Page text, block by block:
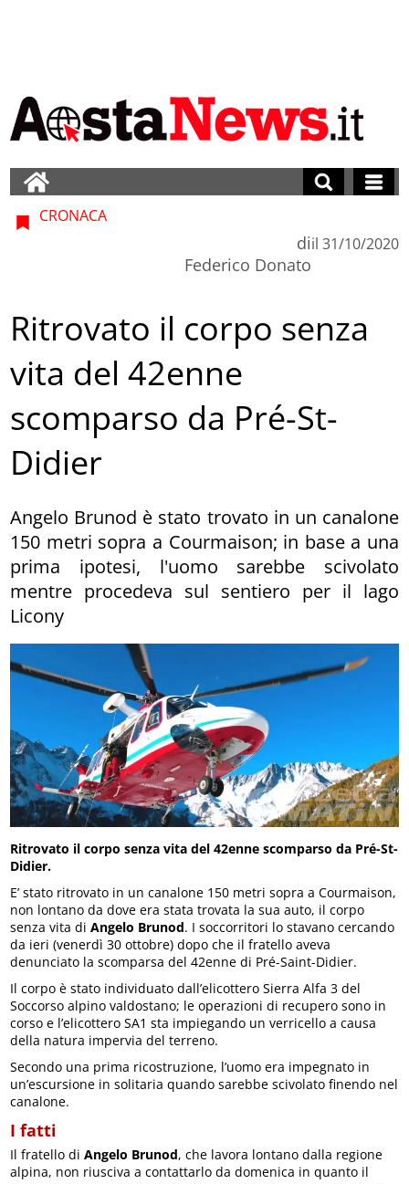
CRONACA
di
Federico Donato
il 31/10/2020
Ritrovato il corpo senza
vita del 42enne
scomparso da Pré-St-
Didier
Angelo Brunod è stato trovato in un canalone
150 metri sopra a Courmaison; in base a una
prima ipotesi, l'uomo sarebbe scivolato
mentre procedeva sul sentiero per il lago
Licony
Ritrovato il corpo senza vita del 42enne scomparso da Pré-St-
Didier.
E’ stato ritrovato in un canalone 150 metri sopra a Courmaison,
non lontano da dove era stata trovata la sua auto, il corpo
senza vita diAngelo Brunod. I soccorritori lo stavano cercando
da ieri (venerdì 30 ottobre) dopo che il fratello aveva
denunciato la scomparsa del 42enne di Pré-Saint-Didier.
Il corpo è stato individuato dall’elicottero Sierra Alfa 3 del
Soccorso alpino valdostano; le operazioni di recupero sono in
corso e l’elicottero SA1 sta impiegando un verricello a causa
della natura impervia del terreno.
Secondo una prima ricostruzione, l’uomo era impegnato in
un’escursione in solitaria quando sarebbe scivolato finendo nel
canalone.
I fatti
Il fratello diAngelo Brunod, che lavora lontano dalla regione
alpina, non riusciva a contattarlo da domenica in quanto il